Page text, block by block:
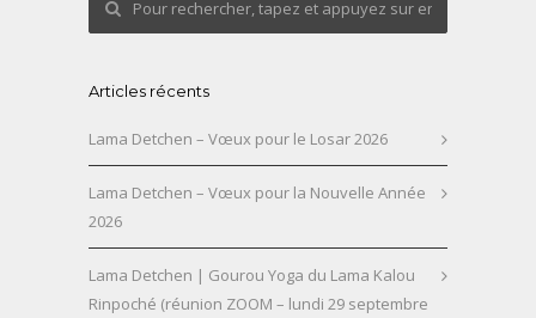
Articles récents
Lama Detchen – Vœux pour le Losar 2026
Lama Detchen – Vœux pour la Nouvelle Année
2026
Lama Detchen | Gourou Yoga du Lama Kalou
Rinpoché (réunion ZOOM – lundi 29 septembre